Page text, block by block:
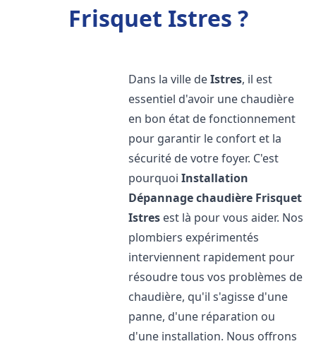
Frisquet Istres ?
Dans la ville deIstres, il est
essentiel d'avoir une chaudière
en bon état de fonctionnement
pour garantir le confort et la
sécurité de votre foyer. C'est
pourquoiInstallation
Dépannage chaudière Frisquet
Istres est là pour vous aider. Nos
plombiers expérimentés
interviennent rapidement pour
résoudre tous vos problèmes de
chaudière, qu'il s'agisse d'une
panne, d'une réparation ou
d'une installation. Nous offrons